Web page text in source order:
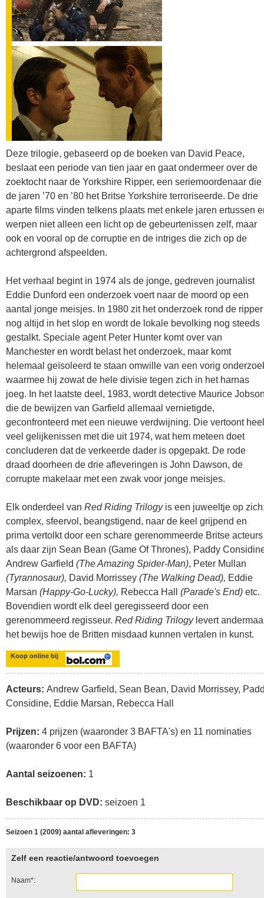
Deze trilogie, gebaseerd op de boeken van David Peace,
beslaat een periode van tien jaar en gaat ondermeer over de
zoektocht naar de Yorkshire Ripper, een seriemoordenaar die
de jaren ’70 en ’80 het Britse Yorkshire terroriseerde. De drie
aparte films vinden telkens plaats met enkele jaren ertussen
werpen niet alleen een licht op de gebeurtenissen zelf, maar
ook en vooral op de corruptie en de intriges die zich op de
achtergrond afspeelden.
Het verhaal begint in 1974 als de jonge, gedreven journalist
Eddie Dunford een onderzoek voert naar de moord op een
aantal jonge meisjes. In 1980 zit het onderzoek rond de ripper
nog altijd in het slop en wordt de lokale bevolking nog steeds
gestalkt. Speciale agent Peter Hunter komt over van
Manchester en wordt belast het onderzoek, maar komt
helemaal geïsoleerd te staan omwille van een vorig
waarmee hij zowat de hele divisie tegen zich in het harnas
joeg. In het laatste deel, 1983, wordt detective Maurice
die de bewijzen van Garfield allemaal vernietigde,
geconfronteerd met een nieuwe verdwijning. Die vertoont heel
veel gelijkenissen met die uit 1974, wat hem meteen doet
concluderen dat de verkeerde dader is opgepakt. De rode
draad doorheen de drie afleveringen is John Dawson, de
corrupte makelaar met een zwak voor jonge meisjes.
Elk onderdeel van Red Riding Trilogyis een juweeltje op
complex, sfeervol, beangstigend, naar de keel grijpend en
prima vertolkt door een schare gerenommeerde Britse acteurs
als daar zijn Sean Bean (Game Of Thrones), Paddy
Andrew Garfield (The Amazing Spider-Man), Peter Mullan
(Tyrannosaur), David Morrissey (The Walking Dead), Eddie
Marsan (Happy-Go-Lucky), Rebecca Hall (Parade's End) etc.
Bovendien wordt elk deel geregisseerd door een
gerenommeerd regisseur. Red Riding Trilogylevert
het bewijs hoe de Britten misdaad kunnen vertalen in kunst.
Koop online bij
Acteurs: Andrew Garfield, Sean Bean, David Morrissey,
Considine, Eddie Marsan, Rebecca Hall
Prijzen: 4 prijzen (waaronder 3 BAFTA's) en 11 nominaties
(waaronder 6 voor een BAFTA)
Aantal seizoenen: 1
Beschikbaar op DVD: seizoen 1
Seizoen 1 (2009) aantal afleveringen: 3
Zelf een reactie/antwoord toevoegen
Naam*: